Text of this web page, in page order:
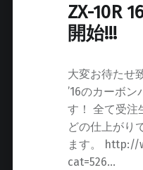
ZX-10R
開始!!!
大変お待たせ
’16のカーボ
す！ 全て受注
どの仕上がり
ます。 http://
cat=526…